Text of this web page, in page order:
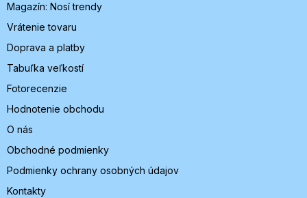
eMagazín: Nosí trendy
Vrátenie tovaru
Doprava a platby
Tabuľka veľkostí
Fotorecenzie
Hodnotenie obchodu
O nás
Obchodné podmienky
Podmienky ochrany osobných údajov
Kontakty